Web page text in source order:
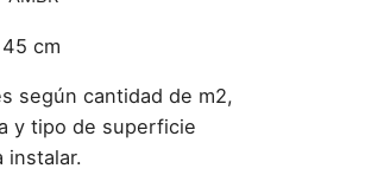
cm
según cantidad de m2,
y tipo de superficie
instalar.